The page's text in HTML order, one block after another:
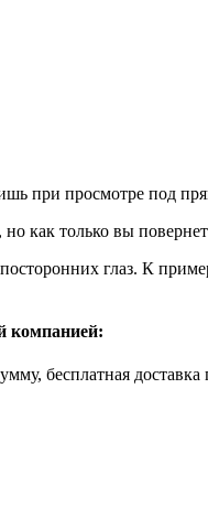
при просмотре под
как только вы
глаз. К
компанией:
бесплатная